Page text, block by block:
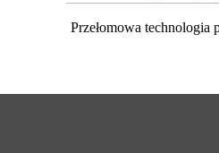
Przełomowa